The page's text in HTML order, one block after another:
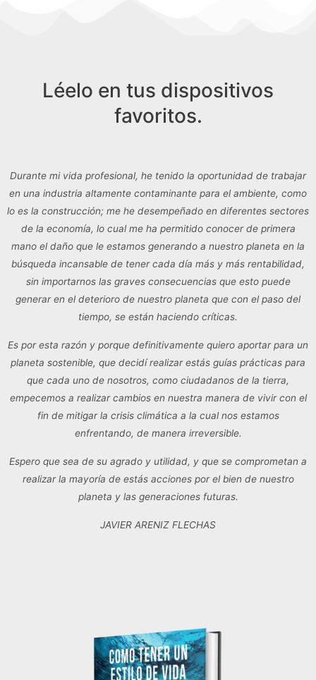
favoritos.
en una industria altamente contaminante para el ambiente, como
lo es la construcción; me he desempeñado en diferentes sectores
de la economía, lo cual me ha permitido conocer de primera
mano el daño que le estamos generando a nuestro planeta en la
búsqueda incansable de tener cada día más y más rentabilidad,
sin importarnos las graves consecuencias que esto puede
generar en el deterioro de nuestro planeta que con el paso del
tiempo, se están haciendo críticas.
planeta sostenible, que decidí realizar estás guías prácticas para
que cada uno de nosotros, como ciudadanos de la tierra,
empecemos a realizar cambios en nuestra manera de vivir con el
fin de mitigar la crisis climática a la cual nos estamos
enfrentando, de manera irreversible.
realizar la mayoría de estás acciones por el bien de nuestro
planeta y las generaciones futuras.